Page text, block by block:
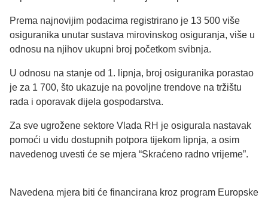
Prema najnovijim podacima registrirano je 13 500 više
osiguranika unutar sustava mirovinskog osiguranja, više u
odnosu na njihov ukupni broj početkom svibnja.
U odnosu na stanje od 1. lipnja, broj osiguranika porastao
je za 1 700, što ukazuje na povoljne trendove na tržištu
rada i oporavak dijela gospodarstva.
Za sve ugrožene sektore Vlada RH je osigurala nastavak
pomoći u vidu dostupnih potpora tijekom lipnja, a osim
navedenog uvesti će se mjera “Skraćeno radno vrijeme”.
Navedena mjera biti će financirana kroz program Europske